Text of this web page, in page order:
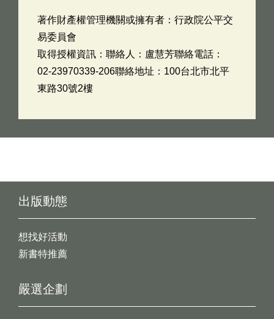
著作財產權管理機關或擁有者：行政院公平交
易委員會
取得授權資訊：聯絡人：盧慧芳聯絡電話：
02-23970339-206聯絡地址：100台北市北平
東路30號2樓
出版動態
想找好活動
新書特推薦
嚴選企劃